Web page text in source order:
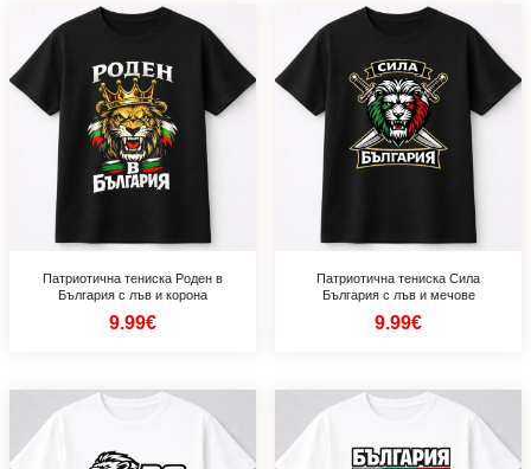
Патриотична тениска Роден в
България с лъв и корона
9.99€
Патриотична тениска Сила
България с лъв и мечове
9.99€